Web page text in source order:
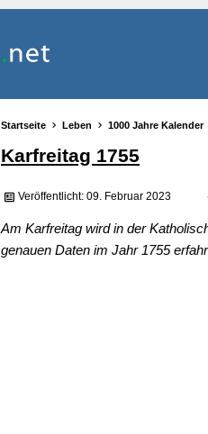
Startseite Leben 1000 Jahre Kalender
Karfreitag 1755
Veröffentlicht: 09. Februar 2023
Am Karfreitag wird in der
genauen Daten im Jahr 1755